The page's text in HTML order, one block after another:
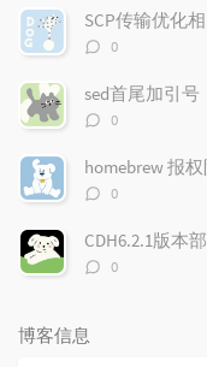
数：
SCP传输优化
评
数：
0
sed首尾加引号
评
数：
0
homebrew 报
评
数：
0
CDH6.2.1版本
评
0
博客信息